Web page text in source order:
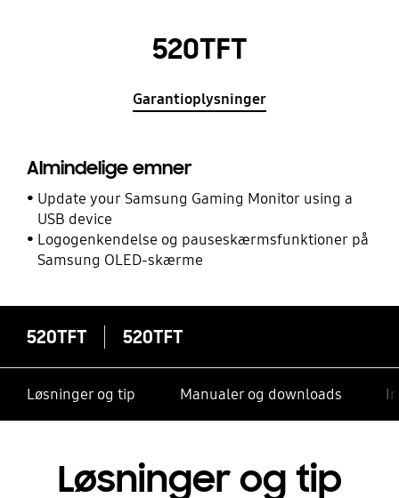
520TFT
Garantioplysninger
Almindelige emner
Update your Samsung Gaming Monitor using a
USB device
Logogenkendelse og pauseskærmsfunktioner på
Samsung OLED-skærme
520TFT 520TFT
Løsninger og tip Manualer og downloads
Løsninger og tip